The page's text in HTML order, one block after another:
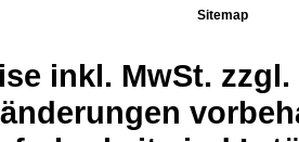
Sitemap
inkl. MwSt.